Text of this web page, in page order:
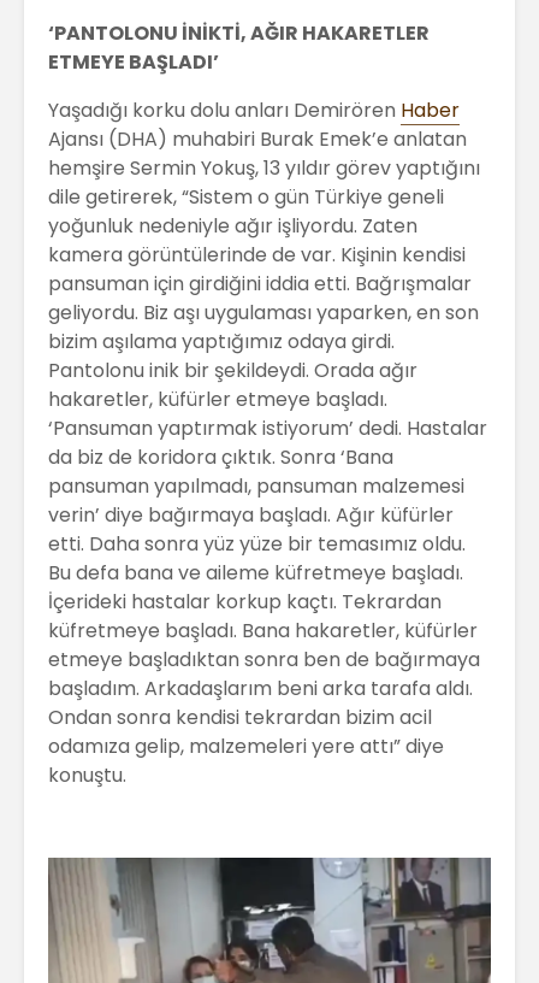
‘PANTOLONU İNİKTİ, AĞIR HAKARETLER
ETMEYE BAŞLADI’
Yaşadığı korku dolu anları Demirören Haber
Ajansı (DHA) muhabiri Burak Emek’e anlatan
hemşire Sermin Yokuş, 13 yıldır görev yaptığını
dile getirerek, “Sistem o gün Türkiye geneli
yoğunluk nedeniyle ağır işliyordu. Zaten
kamera görüntülerinde de var. Kişinin kendisi
pansuman için girdiğini iddia etti. Bağrışmalar
geliyordu. Biz aşı uygulaması yaparken, en son
bizim aşılama yaptığımız odaya girdi.
Pantolonu inik bir şekildeydi. Orada ağır
hakaretler, küfürler etmeye başladı.
‘Pansuman yaptırmak istiyorum’ dedi. Hastalar
da biz de koridora çıktık. Sonra ‘Bana
pansuman yapılmadı, pansuman malzemesi
verin’ diye bağırmaya başladı. Ağır küfürler
etti. Daha sonra yüz yüze bir temasımız oldu.
Bu defa bana ve aileme küfretmeye başladı.
İçerideki hastalar korkup kaçtı. Tekrardan
küfretmeye başladı. Bana hakaretler, küfürler
etmeye başladıktan sonra ben de bağırmaya
başladım. Arkadaşlarım beni arka tarafa aldı.
Ondan sonra kendisi tekrardan bizim acil
odamıza gelip, malzemeleri yere attı” diye
konuştu.